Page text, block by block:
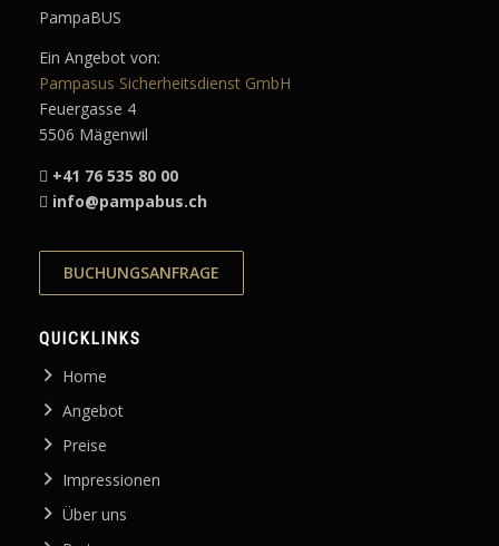
PampaBUS
Ein Angebot von:
Pampasus Sicherheitsdienst GmbH
Feuergasse 4
5506 Mägenwil
+41 76 535 80 00
info@pampabus.ch
BUCHUNGSANFRAGE
QUICKLINKS
Home
Angebot
Preise
Impressionen
Über uns